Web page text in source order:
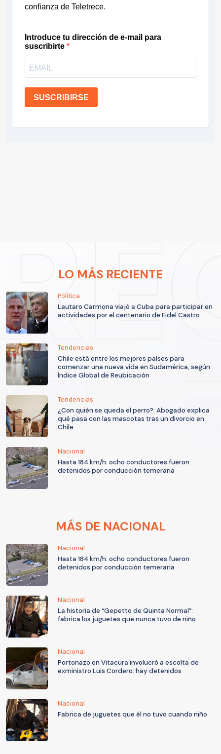
confianza de Teletrece.
Introduce tu dirección de e-mail para
suscribirte
SUSCRIBIRSE
LO MÁS RECIENTE
Política
Lautaro Carmona viajó a Cuba para participar en
actividades por el centenario de Fidel Castro
Tendencias
Chile está entre los mejores países para
comenzar una nueva vida en Sudamérica, según
Índice Global de Reubicación
Tendencias
¿Con quién se queda el perro?: Abogado explica
qué pasa con las mascotas tras un divorcio en
Chile
Nacional
Hasta 184 km/h: ocho conductores fueron
detenidos por conducción temeraria
MÁS DE NACIONAL
Nacional
Hasta 184 km/h: ocho conductores fueron
detenidos por conducción temeraria
Nacional
La historia de “Gepetto de Quinta Normal”:
fabrica los juguetes que nunca tuvo de niño
Nacional
Portonazo en Vitacura involucró a escolta de
exministro Luis Cordero: hay detenidos
Nacional
Fabrica de juguetes que él no tuvo cuando niño